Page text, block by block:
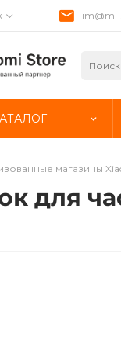
im@mi-
магазины
для